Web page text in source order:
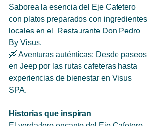
Saborea la esencia del Eje Cafetero
con platos preparados con ingredientes
locales en el  Restaurante Don Pedro
By Visus.
🛶 Aventuras auténticas: Desde paseos
en Jeep por las rutas cafeteras hasta
experiencias de bienestar en Visus
SPA.
Historias que inspiran